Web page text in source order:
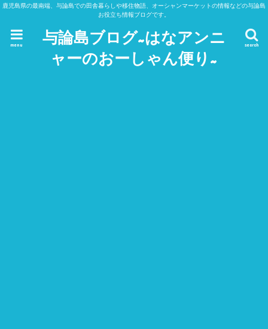
鹿児島県の最南端、与論島での田舎暮らしや移住物語、オーシャンマーケットの情報などの与論島
お役立ち情報ブログです。
与論島ブログ~はなアンニ
ャーのおーしゃん便り~
search
menu